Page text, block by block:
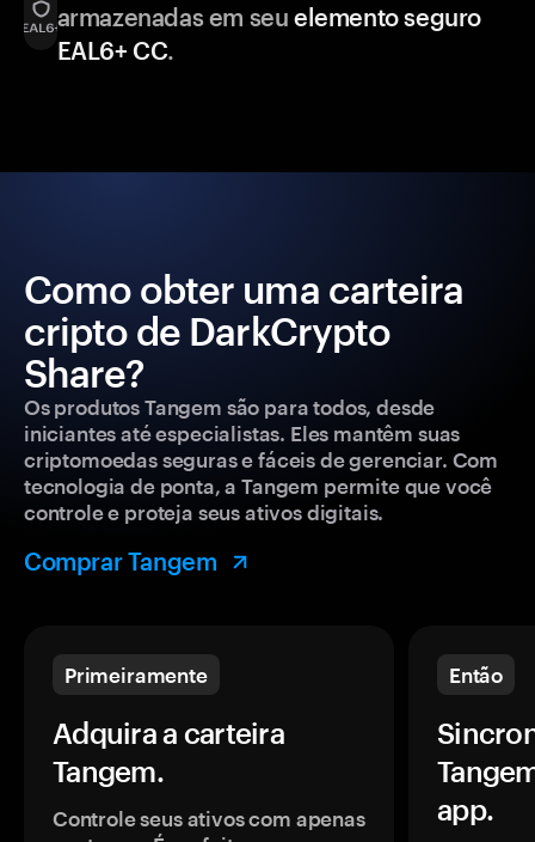
armazenadas em seu elemento seguro
EAL6+ CC.
Como obter uma carteira
cripto de DarkCrypto
Share?
Os produtos Tangem são para todos, desde
iniciantes até especialistas. Eles mantêm suas
criptomoedas seguras e fáceis de gerenciar. Com
tecnologia de ponta, a Tangem permite que você
controle e proteja seus ativos digitais.
Comprar Tangem
Primeiramente
Adquira a carteira
Tangem.
Controle seus ativos com apenas
Então
app.